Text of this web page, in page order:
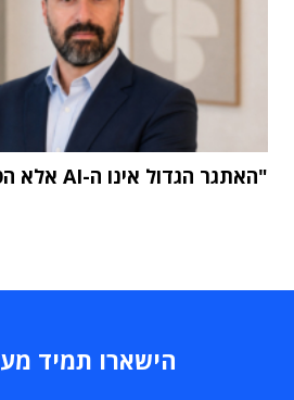
"האתגר הגדול אינו ה-AI אלא הטמעתה בארגון"
הישארו תמיד